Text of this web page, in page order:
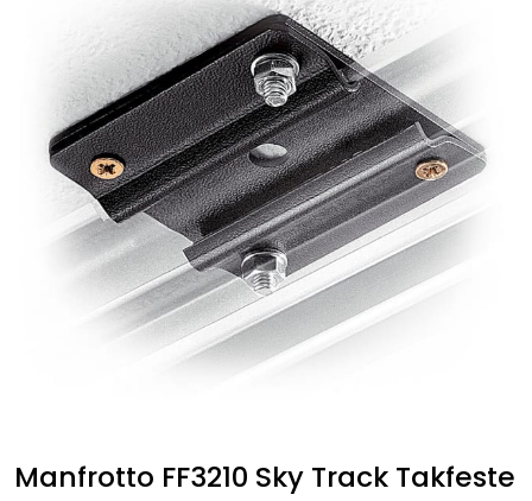
Manfrotto FF3210 Sky Track Takfeste
VAREMERKER
AKTUELT
BRUKT
SAMTALEROM